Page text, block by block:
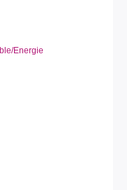
Energie